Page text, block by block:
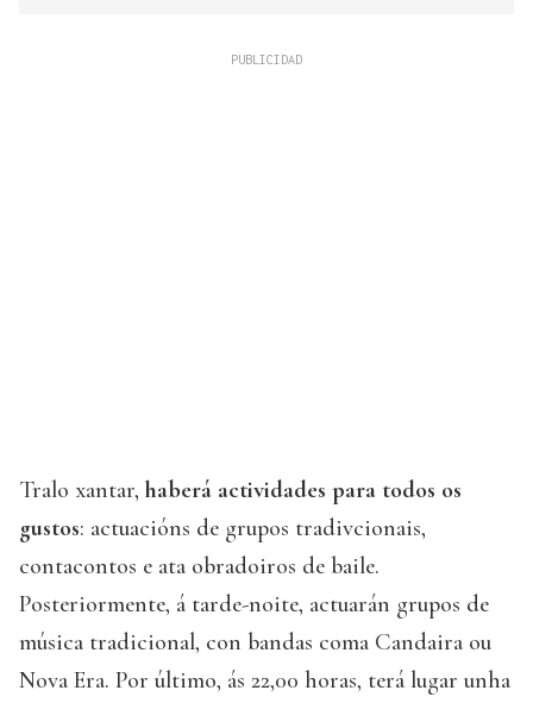
Tralo xantar, haberá actividades para todos os
gustos: actuacións de grupos tradivcionais,
contacontos e ata obradoiros de baile.
Posteriormente, á tarde-noite, actuarán grupos de
música tradicional, con bandas coma Candaira ou
Nova Era. Por último, ás 22,00 horas, terá lugar unha